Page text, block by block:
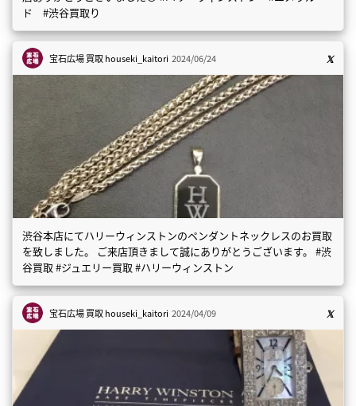
ド #渋谷買取り
宝石広場 買取houseki_kaitori 2024/06/24
渋谷本店にてハリーウィンストンのペンダントネックレスのお買取
を致しました。 ご来店頂きまして誠にありがとうございます。 #渋
谷買取 #ジュエリー買取 #ハリーウィンストン
宝石広場 買取houseki_kaitori 2024/04/09